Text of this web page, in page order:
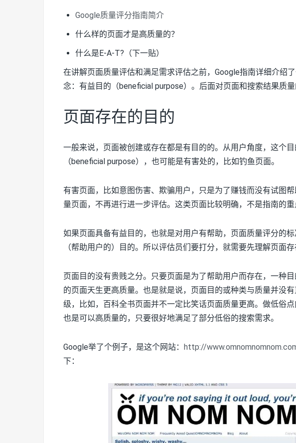
Google质量评分指南简介
什么样的页面才是高质量的？
什么是E-A-T?（下一贴）
在讲解页面质量评估和满足需求评估之前，Google指南详细介绍
念：有益目的（beneficial purpose）。后面对页面和搜索结果质量
页面存在的目的
一般来说，页面被创建或存在都是有目的的。从用户角度，这个
（beneficial purpose），也可能是有害处的，比如钓鱼页面。
有害页面，比如意图伤害、欺骗用户，只是为了赚钱而没有试图
量页面，不再进行进一步评估。这类页面比较明确，不是指南的重
如果页面具备有益目的，也就是对用户有帮助，页面质量评分的
（帮助用户的）目的。所以评估员们要打分，就需要先理解页面存
页面目的没有贵贱之分。只要页面是为了帮助用户而存在，一种
的页面天生更高质量。也是就是说，页面目的或种类与质量并没
级，比如，百科全书页面并不一定比笑话页面质量更高。做低俗
也是可以高质量的，只要很好地满足了部分低俗的搜索需求。
Google举了个例子，是这个网站： http://
下：